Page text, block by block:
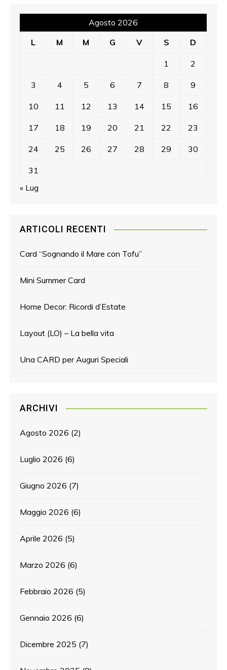
Agosto 2026
L
M M G V S D
1 2
3 4 5 6 7 8 9
10 11 12 13 14 15 16
17 18 19 20 21 22 23
24 25 26 27 28 29 30
31
« Lug
ARTICOLI RECENTI
Card “Sognando il Mare con Tofu”
Mini Summer Card
Home Decor: Ricordi d’Estate
Layout (LO) – La bella vita
Una CARD per Auguri Speciali
ARCHIVI
Agosto 2026 (2)
Luglio 2026 (6)
Giugno 2026 (7)
Maggio 2026 (6)
Aprile 2026 (5)
Marzo 2026 (6)
Febbraio 2026 (5)
Gennaio 2026 (6)
Dicembre 2025 (7)